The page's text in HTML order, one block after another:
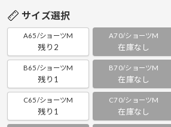
サイズ選択
A65/ショーツM
残り2
A70/ショーツM
在庫なし
B65/ショーツM
残り1
B70/ショーツM
在庫なし
C65/ショーツM
残り1
C70/ショーツM
在庫なし